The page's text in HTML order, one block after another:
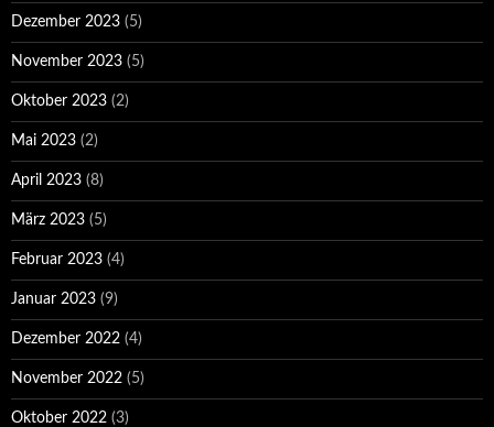
Dezember 2023 (5)
November 2023 (5)
Oktober 2023 (2)
Mai 2023 (2)
April 2023 (8)
März 2023 (5)
Februar 2023 (4)
Januar 2023 (9)
Dezember 2022 (4)
November 2022 (5)
Oktober 2022 (3)